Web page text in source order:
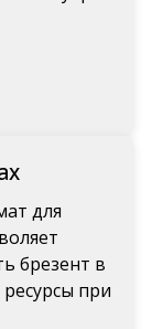
для
брезент в
при